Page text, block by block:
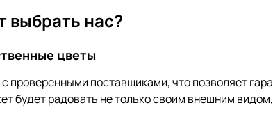
выбрать нас?
цветы
проверенными поставщиками, что позволяет
будет радовать не только своим внешним